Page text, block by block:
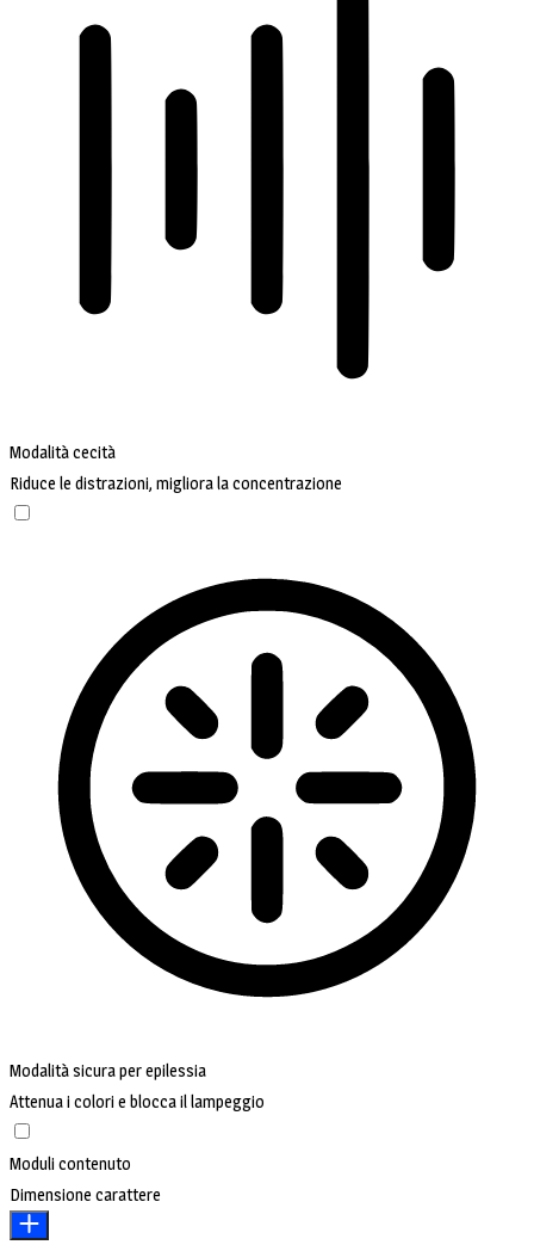
Modalità cecità
Riduce le distrazioni, migliora la concentrazione
Modalità sicura per epilessia
Attenua i colori e blocca il lampeggio
Moduli contenuto
Dimensione carattere